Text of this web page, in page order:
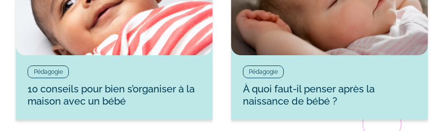
Pédagogie
10 conseils pour bien s’organiser à la
maison avec un bébé
Pédagogie
À quoi faut-il penser après la
naissance de bébé ?